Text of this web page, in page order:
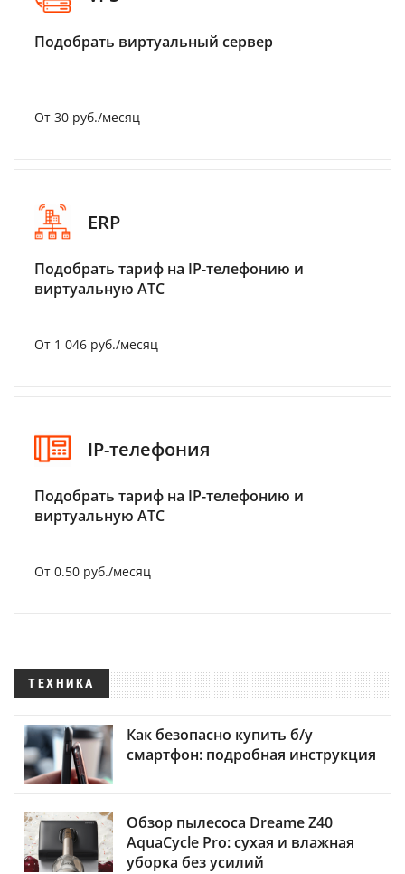
Подобрать виртуальный сервер
От 30 руб./месяц
ERP
Подобрать тариф на IP-телефонию и
виртуальную АТС
От 1 046 руб./месяц
IP-телефония
Подобрать тариф на IP-телефонию и
виртуальную АТС
От 0.50 руб./месяц
ТЕХНИКА
Как безопасно купить б/у
смартфон: подробная инструкция
Обзор пылесоса Dreame Z40
AquaCycle Pro: сухая и влажная
уборка без усилий